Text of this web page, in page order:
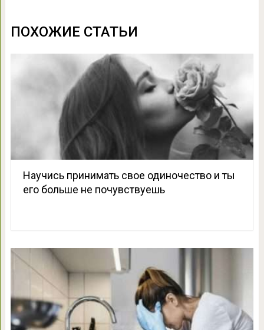
ПОХОЖИЕ СТАТЬИ
Научись принимать свое одиночество и ты
его больше не почувствуешь